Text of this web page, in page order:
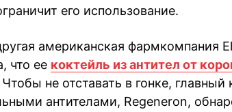
его использование.
американская фармкомпания
что ее коктейль из антител от
Чтобы не отставать в гонке, главный
антителами, Regeneron,